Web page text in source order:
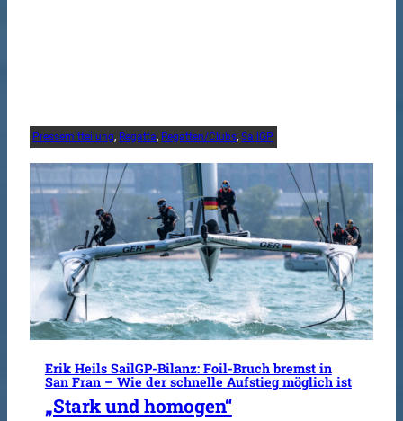
Pressemitteilung, Regatta, Regatten/Clubs, SailGP
Erik Heils SailGP-Bilanz: Foil-Bruch bremst in
San Fran – Wie der schnelle Aufstieg möglich ist
„Stark und homogen“